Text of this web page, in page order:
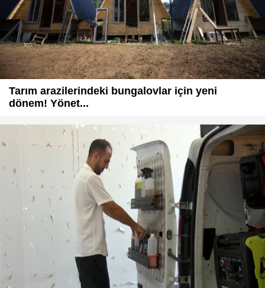
Tarım arazilerindeki bungalovlar için yeni
dönem! Yönet...